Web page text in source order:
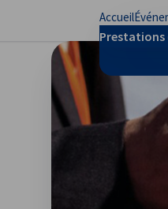
Accueil
Prestations